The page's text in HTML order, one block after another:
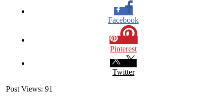
Facebook
Pinterest
Twitter
Post Views: 91